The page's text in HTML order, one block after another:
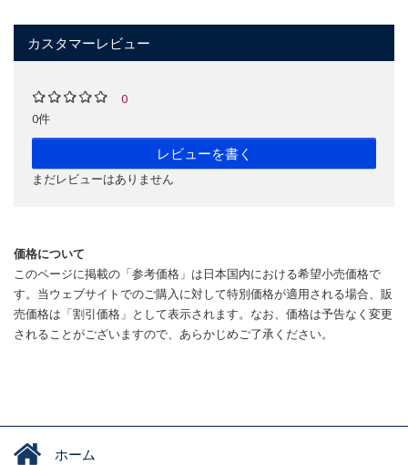
カスタマーレビュー
0
0件
レビューを書く
まだレビューはありません
価格について
このページに掲載の「参考価格」は日本国内における希望小売価格で
す。当ウェブサイトでのご購入に対して特別価格が適用される場合、販
売価格は「割引価格」として表示されます。なお、価格は予告なく変更
されることがございますので、あらかじめご了承ください。
ホーム